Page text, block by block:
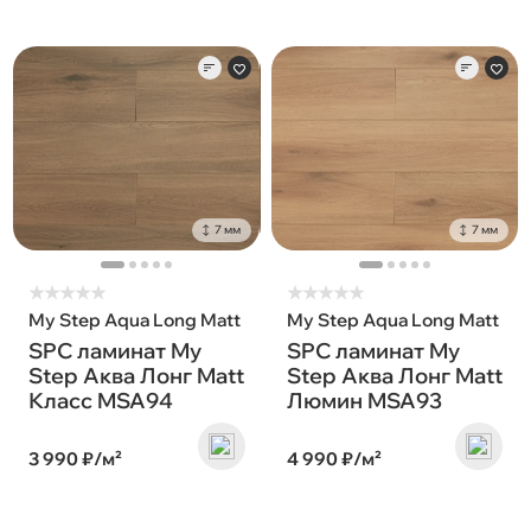
7 мм
★★★★★
My Step Aqua Long Matt
SPC ламинат My
Step Аква Лонг Matt
Класс MSA94
3 990 ₽/м²
7 мм
★★★★★
My Step Aqua Long Matt
SPC ламинат My
Step Аква Лонг Matt
Люмин MSA93
4 990 ₽/м²